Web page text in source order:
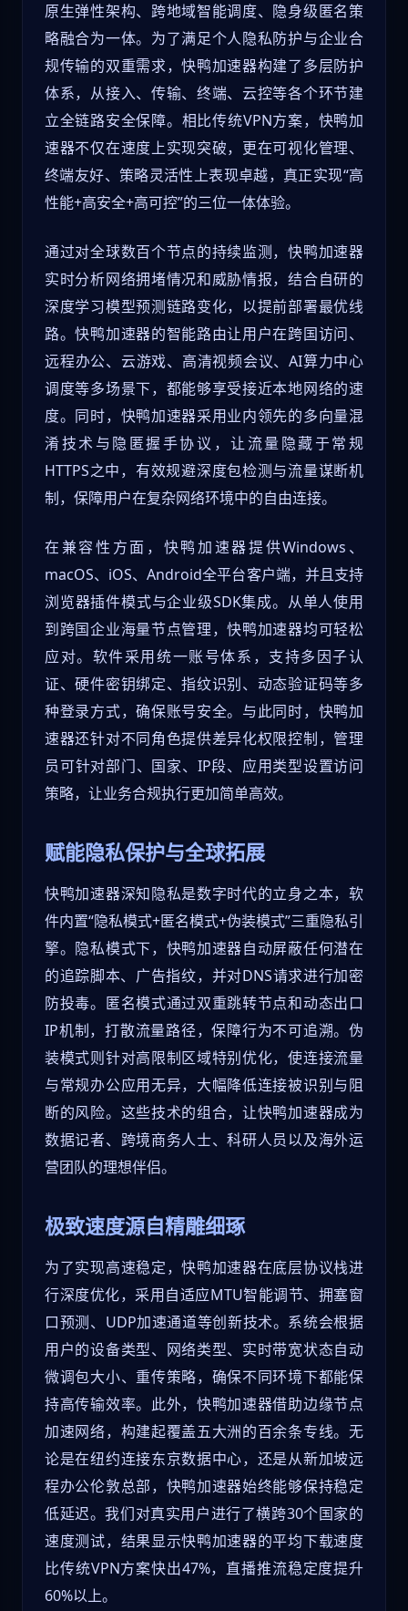
原生弹性架构、跨地域智能调度、隐身级匿名策
略融合为一体。为了满足个人隐私防护与企业合
规传输的双重需求，快鸭加速器构建了多层防护
体系，从接入、传输、终端、云控等各个环节建
立全链路安全保障。相比传统VPN方案，快鸭加
速器不仅在速度上实现突破，更在可视化管理、
终端友好、策略灵活性上表现卓越，真正实现“高
性能+高安全+高可控”的三位一体体验。
通过对全球数百个节点的持续监测，快鸭加速器
实时分析网络拥堵情况和威胁情报，结合自研的
深度学习模型预测链路变化，以提前部署最优线
路。快鸭加速器的智能路由让用户在跨国访问、
远程办公、云游戏、高清视频会议、AI算力中心
调度等多场景下，都能够享受接近本地网络的速
度。同时，快鸭加速器采用业内领先的多向量混
淆技术与隐匿握手协议，让流量隐藏于常规
HTTPS之中，有效规避深度包检测与流量谋断机
制，保障用户在复杂网络环境中的自由连接。
在兼容性方面，快鸭加速器提供Windows、
macOS、iOS、Android全平台客户端，并且支持
浏览器插件模式与企业级SDK集成。从单人使用
到跨国企业海量节点管理，快鸭加速器均可轻松
应对。软件采用统一账号体系，支持多因子认
证、硬件密钥绑定、指纹识别、动态验证码等多
种登录方式，确保账号安全。与此同时，快鸭加
速器还针对不同角色提供差异化权限控制，管理
员可针对部门、国家、IP段、应用类型设置访问
策略，让业务合规执行更加简单高效。
赋能隐私保护与全球拓展
快鸭加速器深知隐私是数字时代的立身之本，软
件内置“隐私模式+匿名模式+伪装模式”三重隐私引
擎。隐私模式下，快鸭加速器自动屏蔽任何潜在
的追踪脚本、广告指纹，并对DNS请求进行加密
防投毒。匿名模式通过双重跳转节点和动态出口
IP机制，打散流量路径，保障行为不可追溯。伪
装模式则针对高限制区域特别优化，使连接流量
与常规办公应用无异，大幅降低连接被识别与阻
断的风险。这些技术的组合，让快鸭加速器成为
数据记者、跨境商务人士、科研人员以及海外运
营团队的理想伴侣。
极致速度源自精雕细琢
为了实现高速稳定，快鸭加速器在底层协议栈进
行深度优化，采用自适应MTU智能调节、拥塞窗
口预测、UDP加速通道等创新技术。系统会根据
用户的设备类型、网络类型、实时带宽状态自动
微调包大小、重传策略，确保不同环境下都能保
持高传输效率。此外，快鸭加速器借助边缘节点
加速网络，构建起覆盖五大洲的百余条专线。无
论是在纽约连接东京数据中心，还是从新加坡远
程办公伦敦总部，快鸭加速器始终能够保持稳定
低延迟。我们对真实用户进行了横跨30个国家的
速度测试，结果显示快鸭加速器的平均下载速度
比传统VPN方案快出47%，直播推流稳定度提升
60%以上。